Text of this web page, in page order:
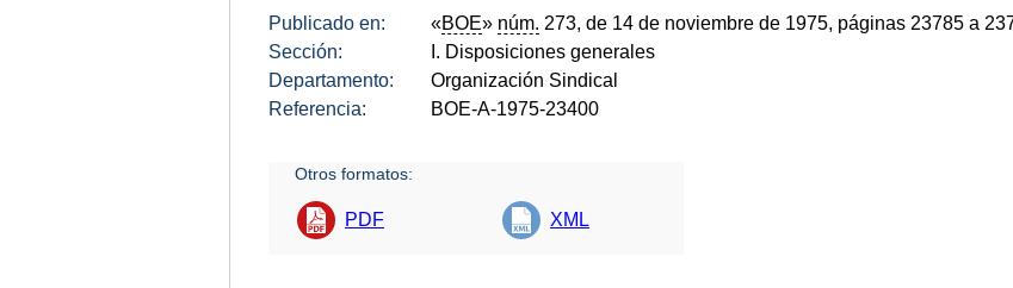
Publicado en: «BOE» núm. 273, de 14 de noviembre de 1975, páginas 23785 a
Sección:
I. Disposiciones generales
Departamento:
Organización Sindical
Referencia:
BOE-A-1975-23400
Otros formatos:
PDF XML